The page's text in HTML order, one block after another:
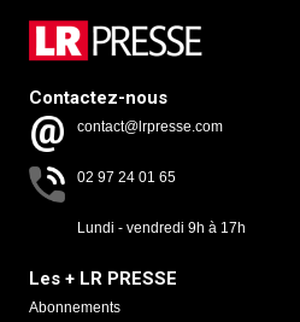
Contactez-nous
contact@lrpresse.com
02 97 24 01 65
Lundi - vendredi 9h à 17h
Les + LR PRESSE
Abonnements